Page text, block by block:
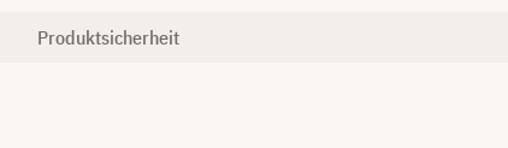
Produktsicherheit